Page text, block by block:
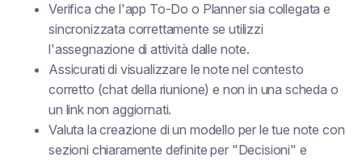
Verifica che l'app To-Do o Planner sia collegata e
sincronizzata correttamente se utilizzi
l'assegnazione di attività dalle note.
Assicurati di visualizzare le note nel contesto
corretto (chat della riunione) e non in una scheda o
un link non aggiornati.
Valuta la creazione di un modello per le tue note con
sezioni chiaramente definite per "Decisioni" e